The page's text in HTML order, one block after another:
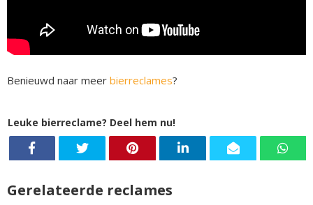
Benieuwd naar meer bierreclames?
Leuke bierreclame? Deel hem nu!
Gerelateerde reclames